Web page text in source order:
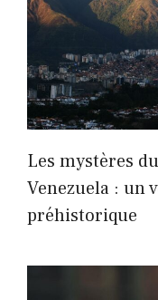
Les mystères
Venezuela : un
préhistorique